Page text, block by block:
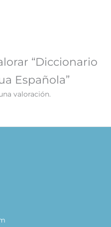
“Diccionario
Española”
valoración.